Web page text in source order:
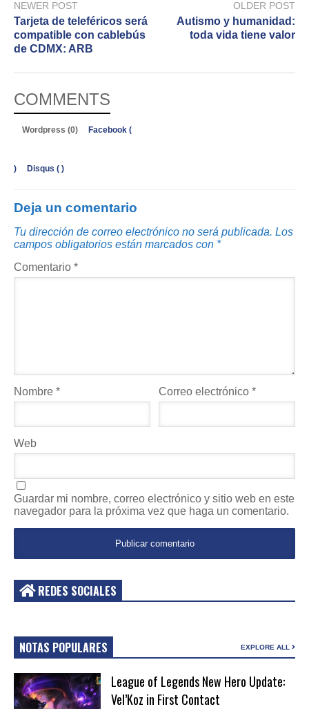
NEWER POST
Tarjeta de teleféricos será
compatible con cablebús
de CDMX: ARB
OLDER POST
Autismo y humanidad:
toda vida tiene valor
COMMENTS
Wordpress (0) Facebook (
) Disqus ( )
Deja un comentario
Tu dirección de correo electrónico no será publicada. Los
campos obligatorios están marcados con *
Comentario *
Nombre * Correo electrónico*
Web
Guardar mi nombre, correo electrónico y sitio web en este
navegador para la próxima vez que haga un comentario.
REDES SOCIALES
NOTAS POPULARES EXPLORE ALL
League of Legends New Hero Update:
Vel’Koz in First Contact